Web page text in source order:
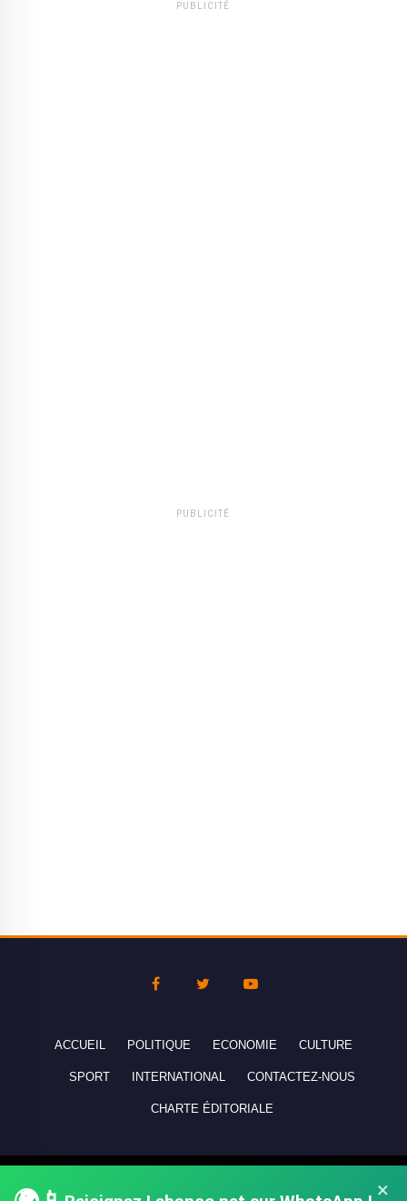
PUBLICITÉ
PUBLICITÉ
×
ACCUEIL POLITIQUE ECONOMIE CULTURE
SPORT INTERNATIONAL CONTACTEZ-NOUS
CHARTE ÉDITORIALE
réservés - All rights reserved.